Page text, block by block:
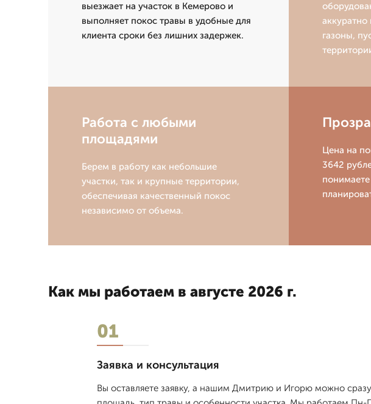
выезжает на участок в Кемерово и
выполняет покос травы в удобные для
клиента сроки без лишних задержек.
газоны,
Работа с любыми
площадями
Берем в работу как небольшие
участки, так и крупные территории,
обеспечивая качественный покос
независимо от объема.
Цена на
3642
Как мы работаем в августе 2026 г.
01
Заявка и консультация
Вы оставляете заявку, а нашим Дмитрию и Игорю можно